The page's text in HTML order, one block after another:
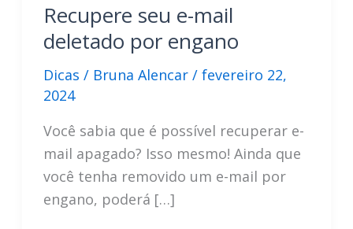
Recupere seu e-mail
deletado por engano
Dicas / Bruna Alencar / fevereiro 22,
2024
Você sabia que é possível recuperar e-
mail apagado? Isso mesmo! Ainda que
você tenha removido um e-mail por
engano, poderá […]